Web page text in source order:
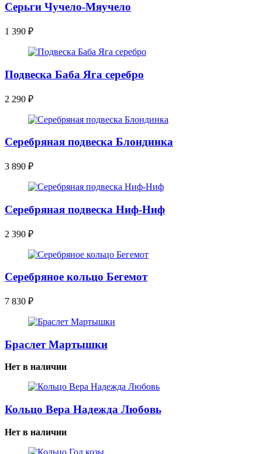
Серьги Чучело-Мяучело
1 390 ₽
Подвеска Баба Яга серебро
2 290 ₽
Серебряная подвеска Блондинка
3 890 ₽
Серебряная подвеска Ниф-Ниф
2 390 ₽
Серебряное кольцо Бегемот
7 830 ₽
Браслет Мартышки
Нет в наличии
Кольцо Вера Надежда Любовь
Нет в наличии